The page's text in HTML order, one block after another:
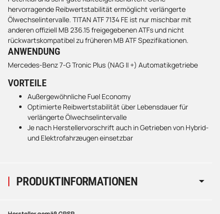
PRODUKTINFORMATIONEN
hervorragende Reibwertstabilität ermöglicht verlängerte
Ölwechselintervalle. TITAN ATF 7134 FE ist nur mischbar mit
anderen offiziell MB 236.15 freigegebenen ATFs und nicht
rückwartskompatibel zu früheren MB ATF Spezifikationen.
ANWENDUNG
Mercedes-Benz 7-G Tronic Plus (NAG II +) Automatikgetriebe
VORTEILE
Außergewöhnliche Fuel Economy
Optimierte Reibwertstabilität über Lebensdauer für
verlängerte Ölwechselintervalle
Je nach Herstellervorschrift auch in Getrieben von Hybrid-
und Elektrofahrzeugen einsetzbar